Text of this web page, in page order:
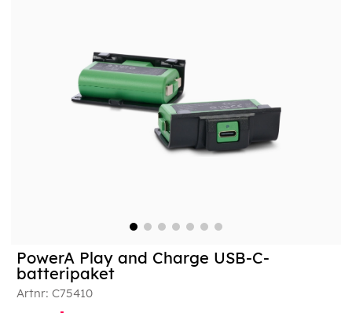
PowerA Play and Charge USB-C-
batteripaket
Artnr: C75410